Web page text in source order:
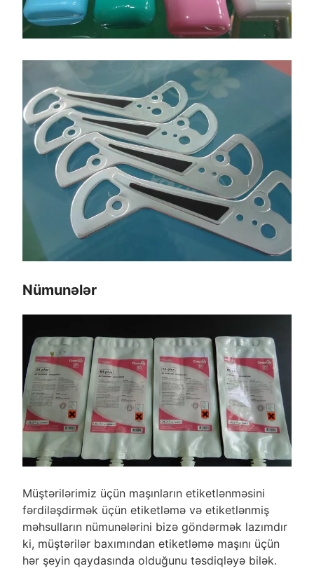
Nümunələr
Müştərilərimiz üçün maşınların etiketlənməsini
fərdiləşdirmək üçün etiketləmə və etiketlənmiş
məhsulların nümunələrini bizə göndərmək lazımdır
ki, müştərilər baxımından etiketləmə maşını üçün
hər şeyin qaydasında olduğunu təsdiqləyə bilək.